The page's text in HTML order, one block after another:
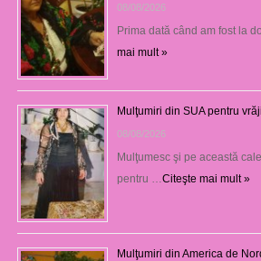
08/08/2026
Prima dată când am fost la
mai mult »
Mulţumiri din SUA pentru
08/08/2026
Mulţumesc şi pe această
pentru … Citeşte mai mult »
Mulţumiri din America de